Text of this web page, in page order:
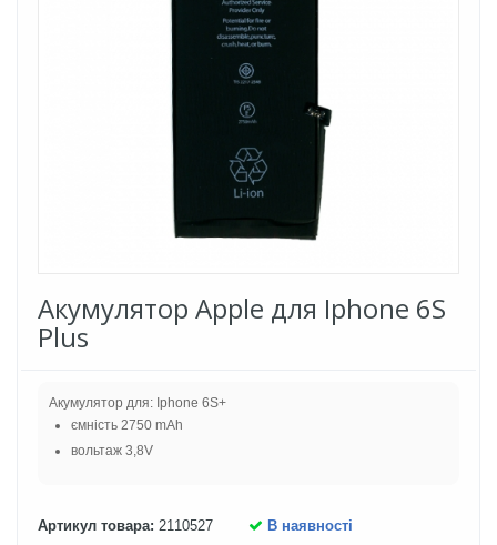
Акумулятор Apple для Iphone 6S
Plus
Акумулятор для: Iphone 6S+
ємність 2750 mAh
вольтаж 3,8V
Артикул товара: 2110527 В наявності